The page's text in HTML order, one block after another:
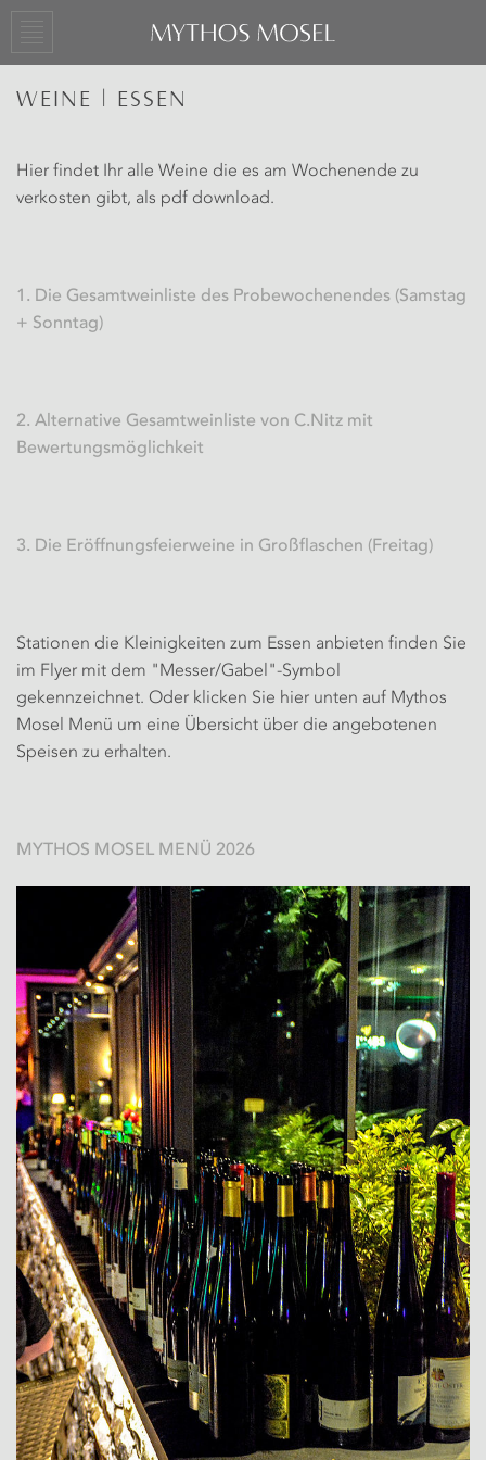
WEINE | ESSEN
Hier findet Ihr alle Weine die es am Wochenende zu
verkosten gibt, als pdf download.
1. Die Gesamtweinliste des Probewochenendes (Samstag
+ Sonntag)
2. Alternative Gesamtweinliste von C.Nitz mit
Bewertungsmöglichkeit
3. Die Eröffnungsfeierweine in Großflaschen (Freitag)
Stationen die Kleinigkeiten zum Essen anbieten finden Sie
im Flyer mit dem "Messer/Gabel"-Symbol
gekennzeichnet. Oder klicken Sie hier unten auf Mythos
Mosel Menü um eine Übersicht über die angebotenen
Speisen zu erhalten.
MYTHOS MOSEL MENÜ 2026